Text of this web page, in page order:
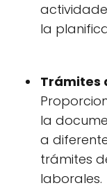
la
Trámites
la
a
trámites
laborales.